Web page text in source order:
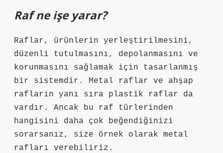
Raf ne işe yarar?
Raflar, ürünlerin yerleştirilmesini,
düzenli tutulmasını, depolanmasını ve
korunmasını sağlamak için tasarlanmış
bir sistemdir. Metal raflar ve ahşap
rafların yanı sıra plastik raflar da
vardır. Ancak bu raf türlerinden
hangisini daha çok beğendiğinizi
sorarsanız, size örnek olarak metal
rafları verebiliriz.